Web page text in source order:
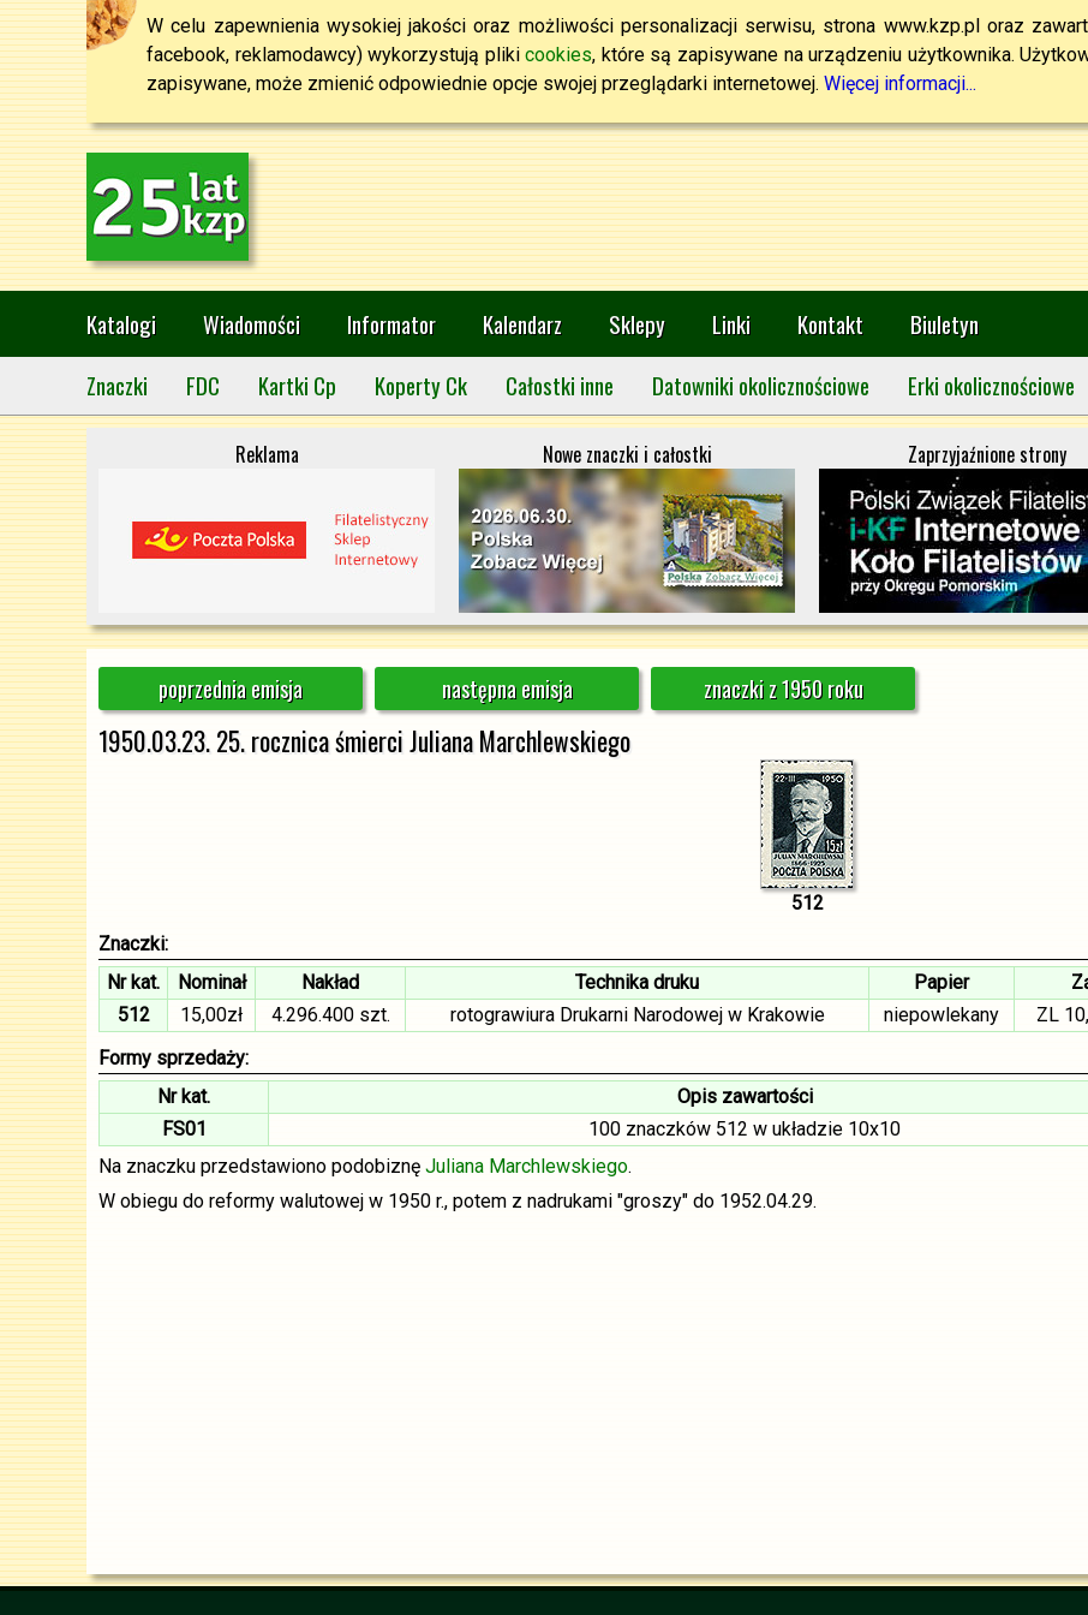
W celu zapewnienia wysokiej jakości oraz możliwości personalizacji serwisu, strona www.kzp.pl oraz
facebook, reklamodawcy) wykorzystują plikicookies, które są zapisywane na urządzeniu użytkownika.
zapisywane, może zmienić odpowiednie opcje swojej przeglądarki internetowej. Więcej informacji...
Katalogi Wiadomości Informator Kalendarz Sklepy Linki Kontakt
Biuletyn
Znaczki
FDC Kartki Cp Koperty Ck Całostki inne Datowniki okolicznościowe Erki okolicznościowe
Reklama Nowe znaczki i całostki Zaprzyjaźnione strony
poprzednia emisja następna emisja znaczki z 1950 roku
1950.03.23. 25. rocznica śmierci Juliana Marchlewskiego
512
Znaczki:
Nr kat.
Nominał Nakład Technika druku Papier
512
15,00zł 4.296.400 szt. rotograwiura Drukarni Narodowej w Krakowie niepowlekany ZL
Formy sprzedaży:
Nr kat.
Opis zawartości
FS01
100 znaczków 512 w układzie 10x10
Na znaczku przedstawiono podobiznę Juliana Marchlewskiego.
W obiegu do reformy walutowej w 1950 r., potem z nadrukami "groszy" do 1952.04.29.